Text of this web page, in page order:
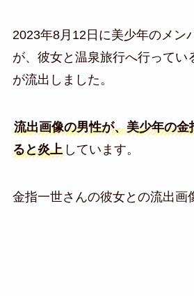
2023年8月12日に美少年のメン
が、彼女と温泉旅行へ行ってい
が流出しました。
流出画像の男性が、美少年の金
ると炎上しています。
金指一世さんの彼女との流出画